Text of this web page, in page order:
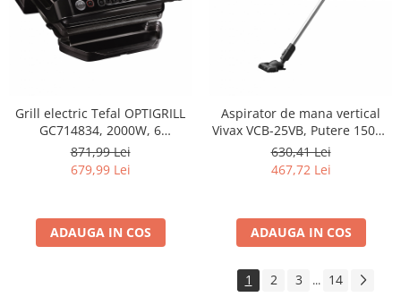
Grill electric Tefal OPTIGRILL
GC714834, 2000W, 6
programe automate de gatit,
Senzor automat pentru gatit,
871,99 Lei
679,99 Lei
ADAUGA IN COS
Aspirator de mana vertical
Vivax VCB-25VB, Putere 150W,
Capacitate 0.6 L, Sistem
Ciclonic, Negru
630,41 Lei
467,72 Lei
ADAUGA IN COS
1 2 3 ... 14